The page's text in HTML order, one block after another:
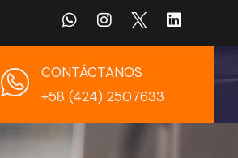
CONTÁCTANOS
+58 (424) 2507633